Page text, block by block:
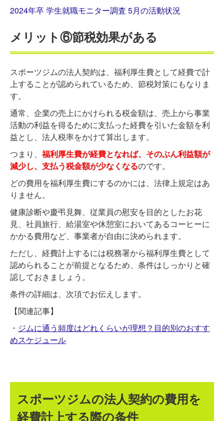
2024年卒 学生就職モニター調査 5月の活動状況
メリット⑥節税効果がある
スポーツジムの法人契約は、福利厚生費として経費で計
上することが認められているため、節税対策にもなりま
す。
通常、企業の売上にかけられる税金額は、売上から事業
活動の利益を得るために支払った経費を引いた金額を利
益とし、法人税率をかけて算出します。
つまり、福利厚生費が経費となれば、そのぶん利益額が
減少し、支払う税金額が少なくなるのです。
どの費用を福利厚生費にするのかには、法律上規定はあ
りません。
健康診断や慶弔見舞、従業員の慰安を目的としたお花
見、社員旅行、給湯室や休憩室においてあるコーヒーに
かかる費用など、事業者が自由に決められます。
ただし、経費計上するには税務署から福利厚生費として
認められることが前提となるため、条件はしっかりと確
認しておきましょう。
条件の詳細は、次項でお伝えします。
【関連記事】
・ ジムに通う頻度はどれくらいが理想？目的別のおすす
めスケジュール
スポーツジムの法人契約の費用を
経費計上する際の条件